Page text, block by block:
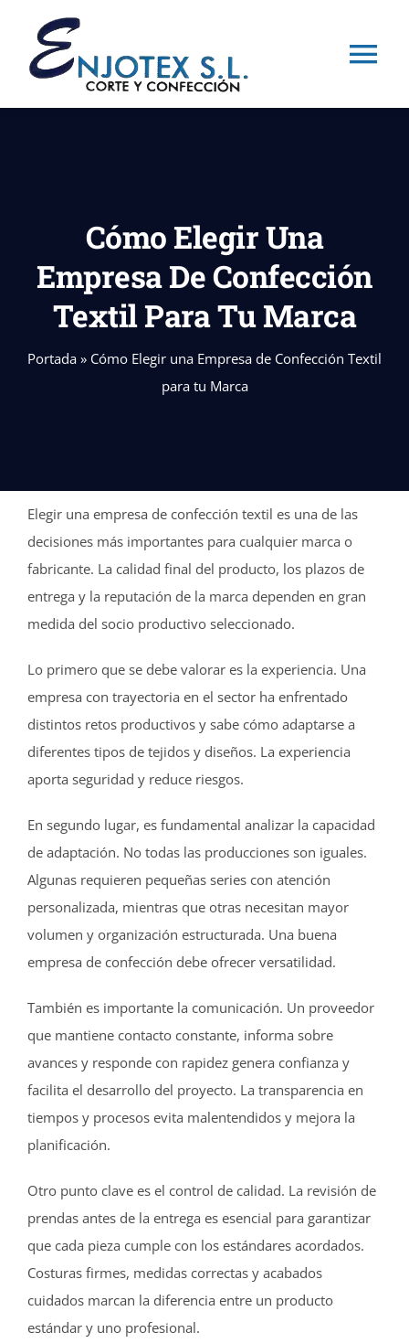
content
Corte Textil
Confección
Blog
Cómo Elegir Una
Empresa De Confección
Textil Para Tu Marca
Portada » Cómo Elegir una Empresa de Confección Textil
para tu Marca
Elegir una empresa de confección textil es una de las
decisiones más importantes para cualquier marca o
fabricante. La calidad final del producto, los plazos de
entrega y la reputación de la marca dependen en gran
medida del socio productivo seleccionado.
Lo primero que se debe valorar es la experiencia. Una
empresa con trayectoria en el sector ha enfrentado
distintos retos productivos y sabe cómo adaptarse a
diferentes tipos de tejidos y diseños. La experiencia
aporta seguridad y reduce riesgos.
En segundo lugar, es fundamental analizar la capacidad
de adaptación. No todas las producciones son iguales.
Algunas requieren pequeñas series con atención
personalizada, mientras que otras necesitan mayor
volumen y organización estructurada. Una buena
empresa de confección debe ofrecer versatilidad.
También es importante la comunicación. Un proveedor
que mantiene contacto constante, informa sobre
avances y responde con rapidez genera confianza y
facilita el desarrollo del proyecto. La transparencia en
tiempos y procesos evita malentendidos y mejora la
planificación.
Otro punto clave es el control de calidad. La revisión de
prendas antes de la entrega es esencial para garantizar
que cada pieza cumple con los estándares acordados.
Costuras firmes, medidas correctas y acabados
cuidados marcan la diferencia entre un producto
estándar y uno profesional.